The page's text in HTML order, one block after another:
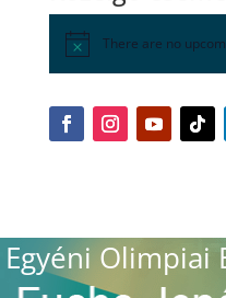
There are no
Egyéni Olimpiai